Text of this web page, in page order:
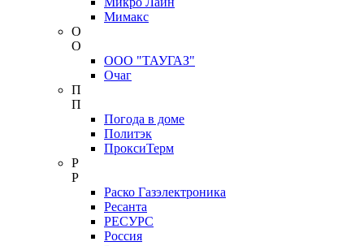
Мимакс
О
О
ООО "ТАУГАЗ"
Очаг
П
П
Погода в доме
Политэк
ПроксиТерм
Р
Р
Раско Газэлектроника
Ресанта
РЕСУРС
Россия